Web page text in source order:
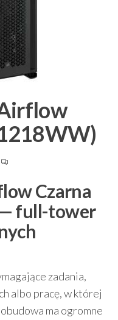
Czarna
full-tower
zadania,
albo pracę, w której
ma ogromne